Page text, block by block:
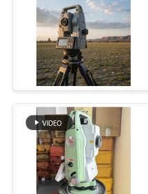
RTK
digitale